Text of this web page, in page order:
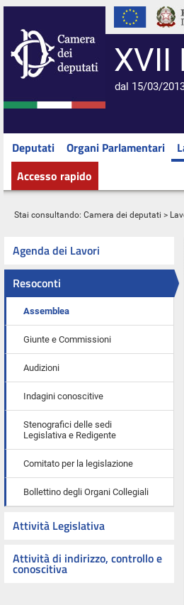
XVII
dal 15/03/
Deputati Organi Parlamentari
Accesso rapido
Stai consultando: Camera dei deputati >
Agenda dei Lavori
Resoconti
Assemblea
Giunte e Commissioni
Audizioni
Indagini conoscitive
Stenografici delle sedi
Legislativa e Redigente
Comitato per la legislazione
Bollettino degli Organi Collegiali
Attività Legislativa
Attività di indirizzo, controllo e
conoscitiva